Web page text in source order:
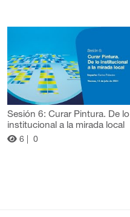
Sesión 6: Curar Pintura. De lo
institucional a la mirada local
6 | 0